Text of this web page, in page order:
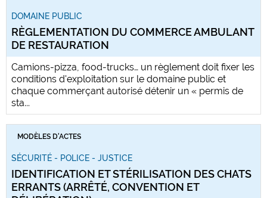
DOMAINE PUBLIC
RÈGLEMENTATION DU COMMERCE AMBULANT
DE RESTAURATION
Camions-pizza, food-trucks… un règlement doit fixer les
conditions d'exploitation sur le domaine public et
chaque commerçant autorisé détenir un « permis de
sta...
MODÈLES D'ACTES
SÉCURITÉ - POLICE - JUSTICE
IDENTIFICATION ET STÉRILISATION DES CHATS
ERRANTS (ARRÊTÉ, CONVENTION ET